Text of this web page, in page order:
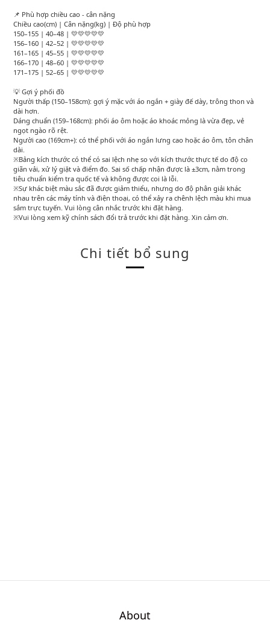
📌 Phù hợp chiều cao - cân nặng
Chiều cao(cm) | Cân nặng(kg) | Độ phù hợp
150–155 | 40–48 | 💛💛💛💛💛
156–160 | 42–52 | 💛💛💛💛💛
161–165 | 45–55 | 💛💛💛💛💛
166–170 | 48–60 | 💛💛💛💛💛
171–175 | 52–65 | 💛💛💛💛💛
💡 Gợi ý phối đồ
Người thấp (150–158cm): gợi ý mặc với áo ngắn + giày đế dày, trông thon và
dài hơn.
Dáng chuẩn (159–168cm): phối áo ôm hoặc áo khoác mỏng là vừa đẹp, vẻ
ngọt ngào rõ rệt.
Người cao (169cm+): có thể phối với áo ngắn lưng cao hoặc áo ôm, tôn chân
dài.
※Bảng kích thước có thể có sai lệch nhẹ so với kích thước thực tế do độ co
giãn vải, xử lý giặt và điểm đo. Sai số chấp nhận được là ±3cm, nằm trong
tiêu chuẩn kiểm tra quốc tế và không được coi là lỗi.
※Sự khác biệt màu sắc đã được giảm thiểu, nhưng do độ phân giải khác
nhau trên các máy tính và điện thoại, có thể xảy ra chênh lệch màu khi mua
sắm trực tuyến. Vui lòng cân nhắc trước khi đặt hàng.
※Vui lòng xem kỹ chính sách đổi trả trước khi đặt hàng. Xin cảm ơn.
Chi tiết bổ sung
About